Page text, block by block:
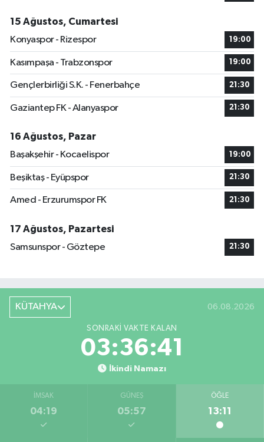
15 Ağustos, Cumartesi
Konyaspor - Rizespor
19:00
Kasımpaşa - Trabzonspor 19:00
Gençlerbirliği S.K. - Fenerbahçe 21:30
Gaziantep FK - Alanyaspor 21:30
16 Ağustos, Pazar
Başakşehir - Kocaelispor
19:00
Beşiktaş - Eyüpspor 21:30
Amed - Erzurumspor FK 21:30
17 Ağustos, Pazartesi
Samsunspor - Göztepe
21:30
KÜTAHYA 06.08.2026
SONRAKI VAKTE KALAN
03:36:41
İkindi Namazı
İMSAK
04:19
GÜNEŞ
05:57
ÖĞLE
13:11